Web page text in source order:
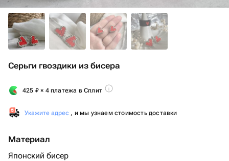
Серьги гвоздики из бисера
425 ₽ × 4 платежа в Сплит
Укажите адрес , и мы узнаем стоимость доставки
Материал
Японский бисер